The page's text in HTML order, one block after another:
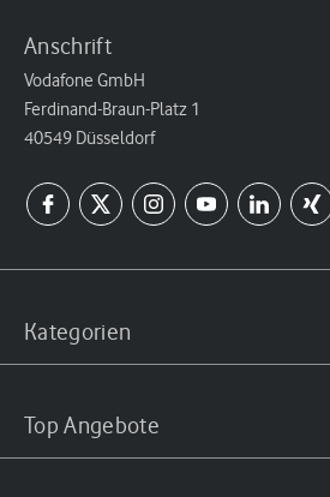
Anschrift
Vodafone GmbH
Ferdinand-Braun-Platz 1
40549 Düsseldorf
Kategorien
Top Angebote